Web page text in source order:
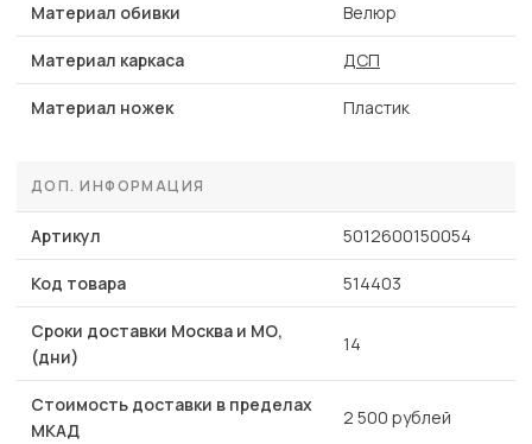
Материал обивки Велюр
Материал каркаса ДСП
Материал ножек Пластик
ДОП. ИНФОРМАЦИЯ
Артикул 5012600150054
Код товара 514403
Сроки доставки Москва и МО,
(дни)
14
Стоимость доставки в пределах
МКАД
2 500 рублей